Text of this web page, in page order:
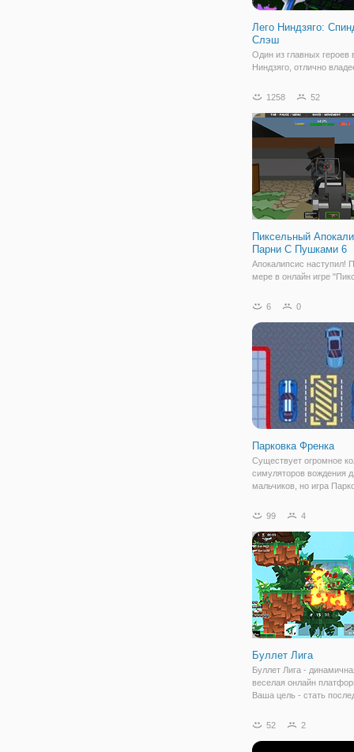
Лего Ниндзяго:
Слэш
Один из главных героев
Ниндзяго, отлично
профессионально
темным силам. Но
требует от ниндзя
подготовки. Сегодня,
1258 52
Пиксельный
Парни С Пушками 6
Апокалипсис наступил!
мере в онлайн игре
6". В шестой части
персонажей, локаций и
Это будет серьезная
которой
6 0
Парковка Френка
Существует огромное
симуляторов вождения
мальчиков, но игра
научит молодых людей,
здесь не нужно будет
гоночных автомобилях,
99 4
Буллет Лига
Буллет Лига -
веселая онлайн
Ваша цель - стать
будете играть за
персонажа, с оружием в
52 2